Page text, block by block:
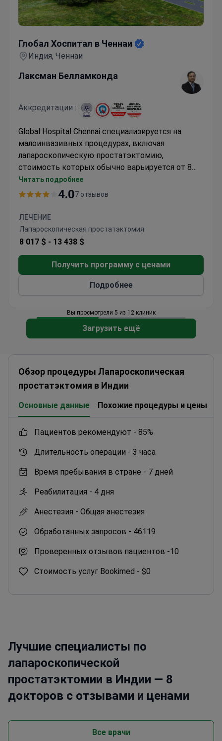
Глобал Хоспитал в Ченнаи
Индия, Ченнаи
Лаксман Белламконда
Аккредитации :
Global Hospital Chennai специализируется на
малоинвазивных процедурах, включая
лапароскопическую простатэктомию,
стоимость которых обычно варьируется от 8
000 до 13 400 долларов США. Доктор Лаксман
Белламконда, уролог, обладает экспертными
состав медицинской группы Gleneagles Global
Hospitals, известной своим лидерством в
области трансплантации органов и передовых
Читать подробнее
4.07 отзывов
ЛЕЧЕНИЕ
Лапароскопическая простатэктомия
8 017 $ - 13 438 $
Получить программу с ценами
Подробнее
Вы просмотрели 5 из 12 клиник
Загрузить ещё
Обзор процедуры Лапароскопическая
простатэктомия в Индии
Основные данные Похожие процедуры и цены
пациентов рекомендуют - 85%
Длительность операции - 3 часа
Время пребывания в стране - 7 дней
Реабилитация - 4 дня
Анестезия - Общая анестезия
Обработанных запросов - 46119
Проверенных отзывов пациентов -10
Стоимость услуг Bookimed - $0
Лучшие специалисты по
лапароскопической
простатэктомии в Индии — 8
докторов с отзывами и ценами
Все врачи